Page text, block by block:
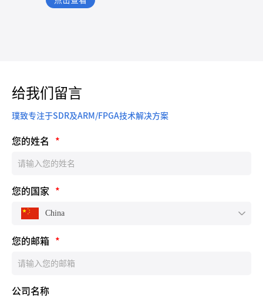
给我们留言
璞致专注于SDR及ARM/FPGA技术解决方案
您的姓名 *
您的国家 *
China
您的邮箱 *
公司名称